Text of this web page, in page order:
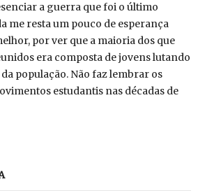
a guerra que foi o último
me resta um pouco de esperança
por ver que a maioria dos que
era composta de jovens lutando
população. Não faz lembrar os
estudantis nas décadas de